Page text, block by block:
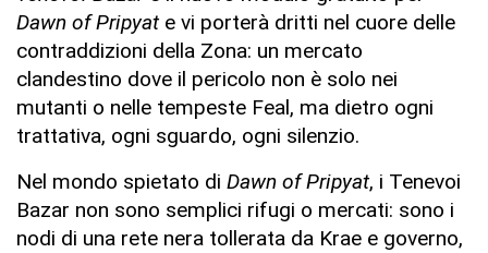
Dawn of Pripyate vi porterà dritti nel cuore delle
contraddizioni della Zona: un mercato
clandestino dove il pericolo non è solo nei
mutanti o nelle tempeste Feal, ma dietro ogni
trattativa, ogni sguardo, ogni silenzio.
Nel mondo spietato di Dawn of Pripyat, i Tenevoi
Bazar non sono semplici rifugi o mercati: sono i
nodi di una rete nera tollerata da Krae e governo,